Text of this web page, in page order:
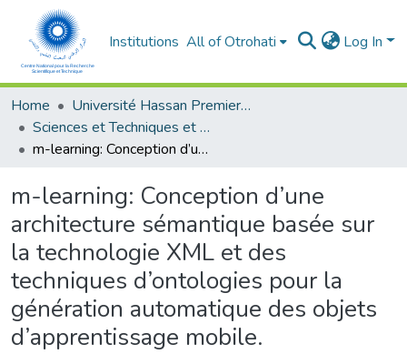
Institutions All of Otrohati Log In
Home
Université Hassan Premier- Settat
Sciences et Techniques et Sciences Médicales
m-learning: Conception d’une architecture sémantique basée sur la technologie XML et des techniques d’ontologies pour la génération automatique des objets d’apprentissage mobile.
m-learning: Conception d’une
architecture sémantique basée sur
la technologie XML et des
techniques d’ontologies pour la
génération automatique des objets
d’apprentissage mobile.